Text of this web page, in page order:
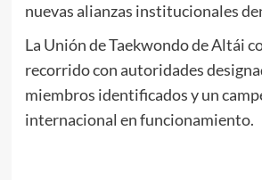
nuevas alianzas institucionales
La Unión de Taekwondo de Altái
recorrido con autoridades
miembros identificados y un
internacional en funcionamiento.